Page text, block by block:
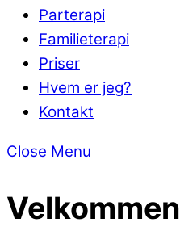
Parterapi
Familieterapi
Priser
Hvem er jeg?
Kontakt
Close Menu
Velkommen